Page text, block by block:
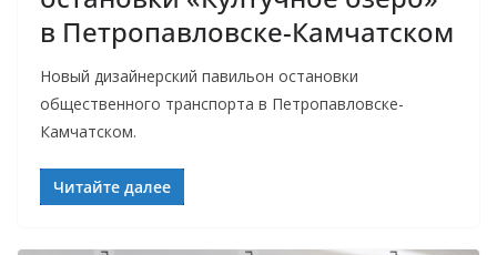
в Петропавловске-Камчатском
Новый дизайнерский павильон остановки
общественного транспорта в Петропавловске-
Камчатском.
Читайте далее